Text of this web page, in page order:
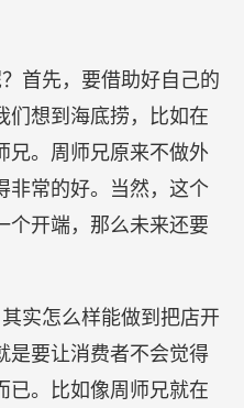
首先，要借助好自己的
们想到海底捞，比如在
兄。周师兄原来不做外
非常的好。当然，这个
个开端，那么未来还要
实怎么样能做到把店开
是要让消费者不会觉得
已。比如像周师兄就在